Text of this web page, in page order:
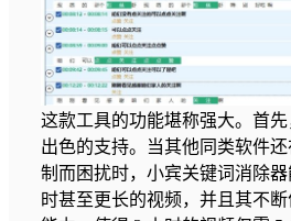
这款工具的功能堪称强大。首
出色的支持。当其他同类软件
制而困扰时，小宾关键词消除
时甚至更长的视频，并且其不